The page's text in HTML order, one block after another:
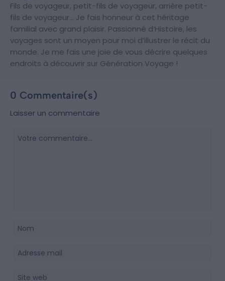
Fils de voyageur, petit-fils de voyageur, arrière petit-
fils de voyageur… Je fais honneur à cet héritage
familial avec grand plaisir. Passionné d’Histoire, les
voyages sont un moyen pour moi d’illustrer le récit du
monde. Je me fais une joie de vous décrire quelques
endroits à découvrir sur Génération Voyage !
0 Commentaire(s)
Laisser un commentaire